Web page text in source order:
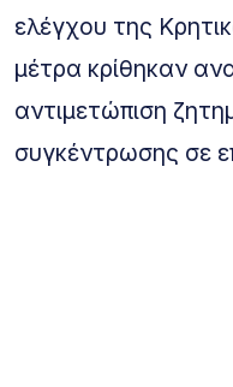
ελέγχου της
μέτρα κρίθηκαν
αντιμετώπιση
συγκέντρωσης σε